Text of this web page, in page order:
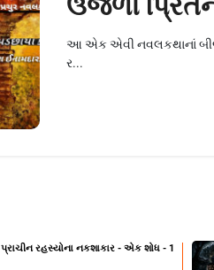
આ એક એવી નવલકથાનાં બીજ
ર...
પ્રાચીન રહસ્યોના નકશાકાર - એક શોધ - 1